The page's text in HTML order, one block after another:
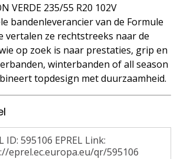
VERDE 235/55 R20 102V
bandenleverancier van de Formule
vertalen ze rechtstreeks naar de
op zoek is naar prestaties, grip en
winterbanden of all season
topdesign met duurzaamheid.
ID: 595106 EPREL Link:
eprel.ec.europa.eu/qr/595106